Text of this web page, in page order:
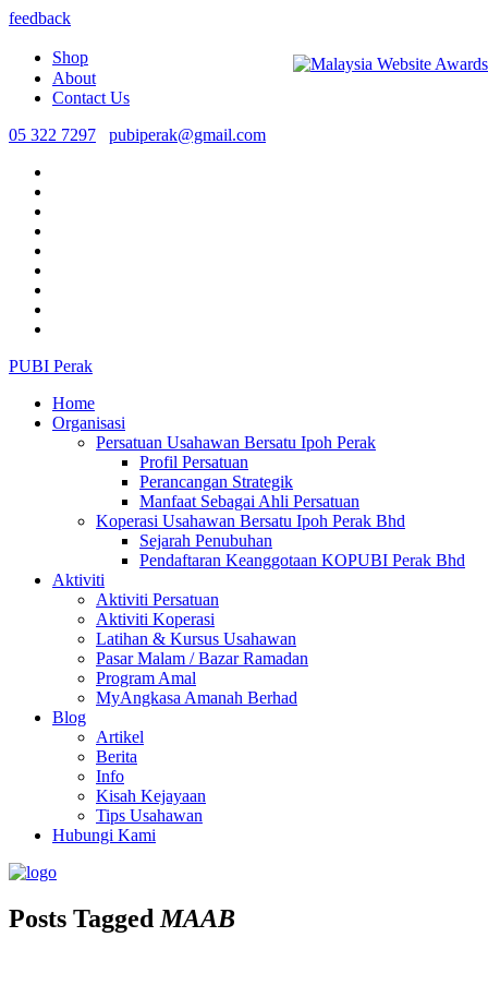
feedback
Shop
About
Contact Us
05 322 7297
pubiperak@gmail.com
PUBI Perak
Home
Organisasi
Persatuan Usahawan Bersatu Ipoh Perak
Profil Persatuan
Perancangan Strategik
Manfaat Sebagai Ahli Persatuan
Koperasi Usahawan Bersatu Ipoh Perak Bhd
Sejarah Penubuhan
Pendaftaran Keanggotaan KOPUBI Perak Bhd
Aktiviti
Aktiviti Persatuan
Aktiviti Koperasi
Latihan & Kursus Usahawan
Pasar Malam / Bazar Ramadan
Program Amal
MyAngkasa Amanah Berhad
Blog
Artikel
Berita
Info
Kisah Kejayaan
Tips Usahawan
Hubungi Kami
Posts Tagged MAAB